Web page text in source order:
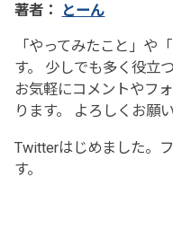
著者： とーん
「やってみたこと」や
す。 少しでも多く役立
お気軽にコメントやフ
ります。 よろしくお願い
Twitterはじめました。
す。